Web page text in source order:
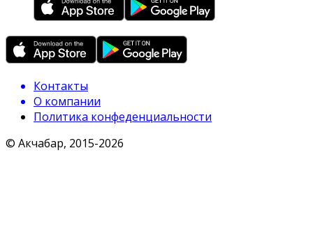
Контакты
О компании
Политика конфеденциальности
© Акчабар, 2015-2026